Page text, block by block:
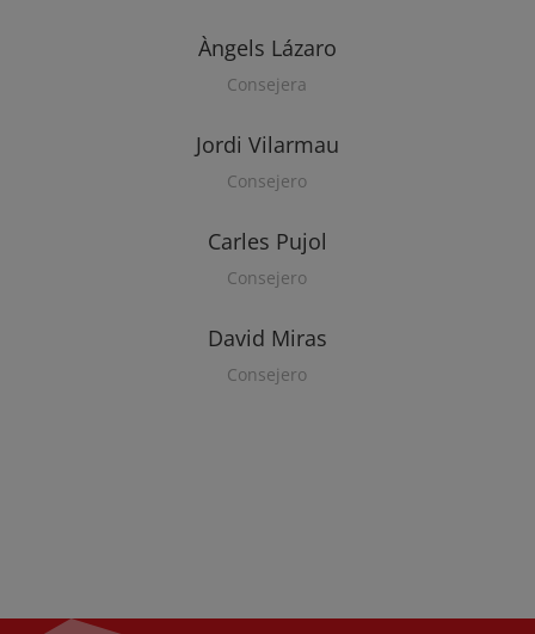
Àngels Lázaro
Consejera
Jordi Vilarmau
Consejero
Carles Pujol
Consejero
David Miras
Consejero